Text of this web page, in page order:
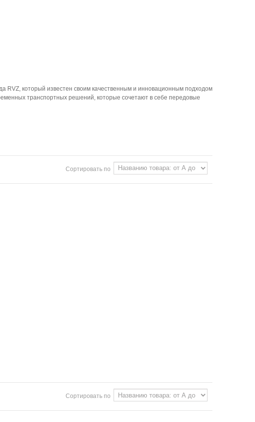
RVZ, который известен своим качественным и инновационным подходом
транспортных решений, которые сочетают в себе передовые
Сортировать по
Сортировать по